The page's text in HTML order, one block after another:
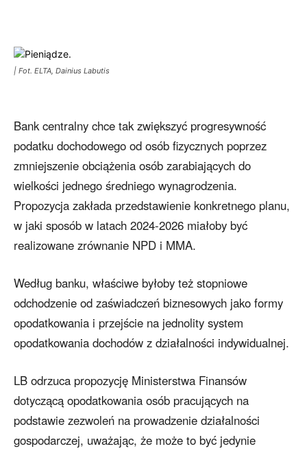
| Fot. ELTA, Dainius Labutis
Bank centralny chce tak zwiększyć progresywność
podatku dochodowego od osób fizycznych poprzez
zmniejszenie obciążenia osób zarabiających do
wielkości jednego średniego wynagrodzenia.
Propozycja zakłada przedstawienie konkretnego planu,
w jaki sposób w latach 2024-2026 miałoby być
realizowane zrównanie NPD i MMA.
Według banku, właściwe byłoby też stopniowe
odchodzenie od zaświadczeń biznesowych jako formy
opodatkowania i przejście na jednolity system
opodatkowania dochodów z działalności indywidualnej.
LB odrzuca propozycję Ministerstwa Finansów
dotyczącą opodatkowania osób pracujących na
podstawie zezwoleń na prowadzenie działalności
gospodarczej, uważając, że może to być jedynie